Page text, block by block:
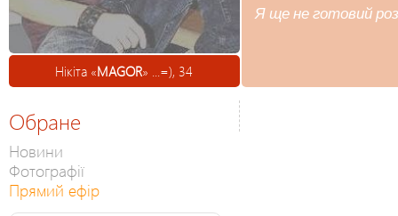
Нікіта «MAGOR» ...=), 34
Я ще не готовий
Обране
Новини
Фотографії
Прямий ефір